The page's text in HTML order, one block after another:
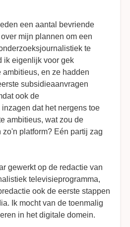
een aantal bevriende
mijn plannen om een
te
ik eigenlijk voor gek
ambitieus, en ze hadden
subsidieaanvragen
ook de
dat het nergens toe
ambitieus, wat zou de
platform? Eén partij zag
gewerkt op de redactie van
televisieprogramma,
ook de eerste stappen
Ik mocht van de toenmalig
in het digitale domein.